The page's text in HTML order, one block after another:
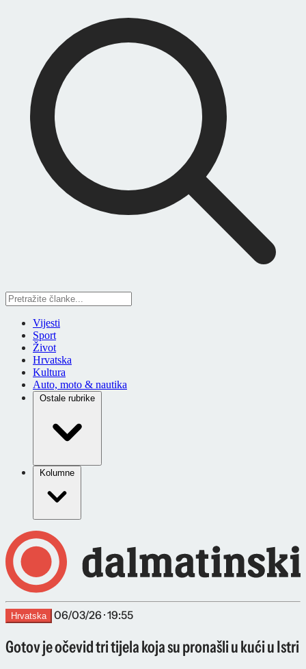
Vijesti
Sport
Život
Hrvatska
Kultura
Auto, moto & nautika
Ostale rubrike
Kolumne
Hrvatska 06/03/26 · 19:55
Gotov je očevid tri tijela koja su pronašli u kući u Istri